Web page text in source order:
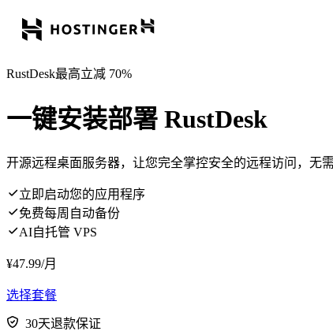
RustDesk最高立减 70%
一键安装部署 RustDesk
开源远程桌面服务器，让您完全掌控安全的远程访问，无
立即启动您的应用程序
免费每周自动备份
AI自托管 VPS
¥47.99/月
选择套餐
30天退款保证